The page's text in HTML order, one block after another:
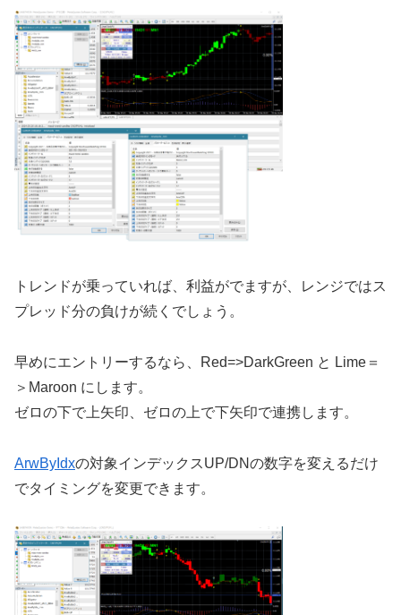
トレンドが乗っていれば、利益がでますが、レンジではス
プレッド分の負けが続くでしょう。
早めにエントリーするなら、Red=>DarkGreen と Lime＝
＞Maroon にします。
ゼロの下で上矢印、ゼロの上で下矢印で連携します。
ArwByIdxの対象インデックスUP/DNの数字を変えるだけ
でタイミングを変更できます。